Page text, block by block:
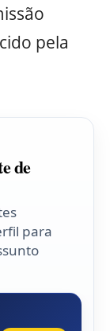
pela
de
para